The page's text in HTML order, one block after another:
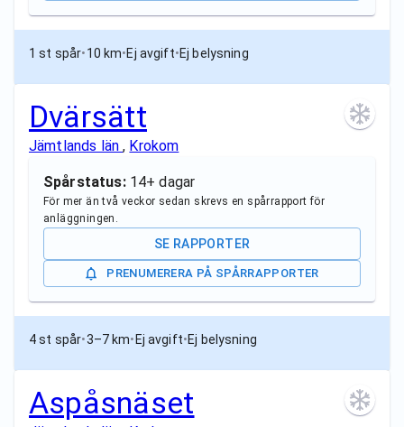
1 st spår•10 km•Ej avgift•Ej belysning
Dvärsätt
Jämtlands län, Krokom
Spårstatus: 14+ dagar
För mer än två veckor sedan skrevs en spårrapport för
anläggningen.
SE RAPPORTER
PRENUMERERA PÅ SPÅRRAPPORTER
4 st spår•3–7 km• Ej avgift•Ej belysning
Aspåsnäset